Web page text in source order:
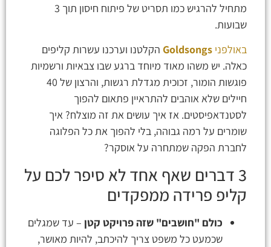
מתחיל להרגיש כמו תסריט של פיתוח חיסון תוך 3
שבועות.
באולפני Goldsongs הקלטנו וערכנו עשרות קליפים
כאלה. יש משהו מאוד מיוחד ברגע שבו צבאיות ורשמיות
פוגשות הומור, זכוכית מגדלת רגשות, והרצון של 40
חיילים שלא אוהבים להתראיין פתאום להפוך
לסטנדאפיסטים. אז איך עושים את זה מוצלח? איך
שומרים על רמה גבוהה, בלי להפוך את כל הפלוגה
לחברת הפקה שמתחרה על אוסקר?
3 דברים שאף אחד לא סיפר לכם על
קליפ פרידה ממפקדים
כולם "חושבים" שזה פרויקט קטן – עד שמגלים
שכמעט כל משפט צריך להיכתב, להיות מאושר,